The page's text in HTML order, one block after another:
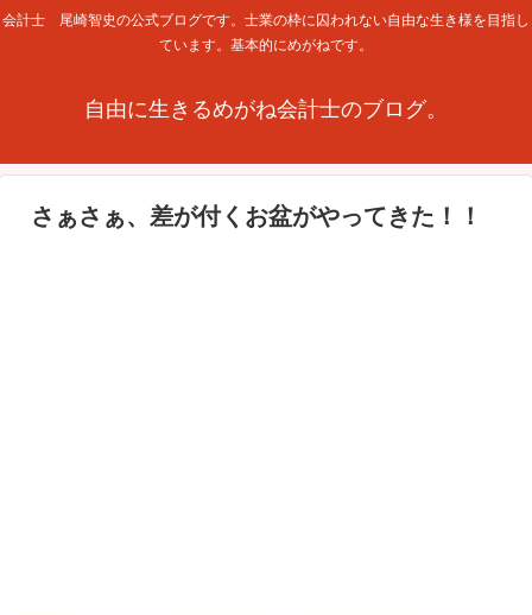
会計士 尾崎智史の公式ブログです。士業の枠に囚われない自由な生き様を目指し
ています。基本的にめがねです。
自由に生きるめがね会計士のブログ。
さぁさぁ、差が付くお盆がやってきた！！